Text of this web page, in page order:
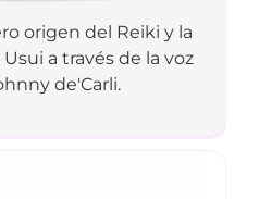
origen del Reiki y la
a través de la voz
de'Carli.